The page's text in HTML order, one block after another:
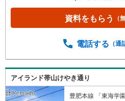
行を選べます＼＼キャン
挑戦』売主様との価格交
たは現地周辺やご希望の場
口ひとつで比較・内覧■九
大会2025 九州エリア売買
ミランキング 「熊本県 不
を参考に失敗しない家探し
資料をもらう （
電話する （通
アイランド帯山けやき通り
豊肥本線 「東海学